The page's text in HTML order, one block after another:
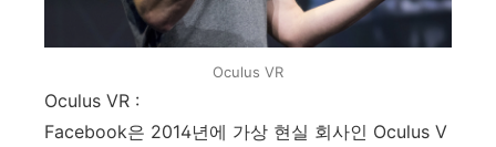
Oculus VR
Oculus VR :
Facebook은 2014년에 가상 현실 회사인 Oculus V